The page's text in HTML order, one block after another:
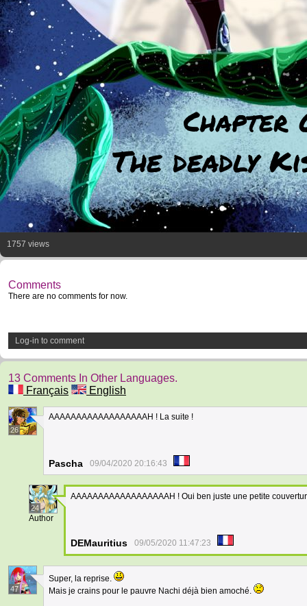
Chapter
The deadly
1757 views
Comments
There are no comments for now.
Log-in to comment
13 Comments In Other Languages.
Français
English
26
AAAAAAAAAAAAAAAAAAH ! La suite !
Pascha 09/04/2020 20:16:43
24
Author
AAAAAAAAAAAAAAAAAAH ! Oui ben juste une petite
DEMauritius 09/05/2020 11:47:23
47
Super, la reprise.
Mais je crains pour le pauvre Nachi déjà bien amoché.